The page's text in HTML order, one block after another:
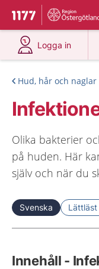
Till startsidan för
Du har valt
Logga in
på 1177.se
Hud, hår och naglar
Olika bakterier
på huden. Här
själv och när du
Svenska Lättläst
Innehåll -